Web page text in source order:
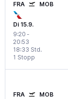
FRA MOB
Di 15.9.
9:20 -
20:53
1 Stopp
18:33 Std.
FRA MOB